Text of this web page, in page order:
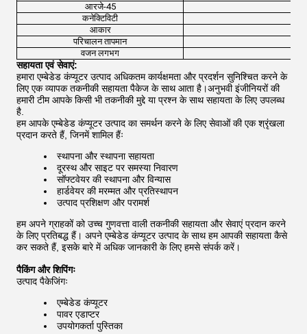
आरजे-45
कनेक्टिविटी
आकार
परिचालन तापमान
वजन लगभग
सहायता एवं सेवाएं:
हमारा एम्बेडेड कंप्यूटर उत्पाद अधिकतम कार्यक्षमता और प्रदर्शन सुनिश्चित करने के
लिए एक व्यापक तकनीकी सहायता पैकेज के साथ आता है।अनुभवी इंजीनियरों की
हमारी टीम आपके किसी भी तकनीकी मुद्दे या प्रश्न के साथ सहायता के लिए उपलब्ध
है.
हम आपके एम्बेडेड कंप्यूटर उत्पाद का समर्थन करने के लिए सेवाओं की एक श्रृंखला
प्रदान करते हैं, जिनमें शामिल हैंः
स्थापना और स्थापना सहायता
दूरस्थ और साइट पर समस्या निवारण
सॉफ्टवेयर की स्थापना और विन्यास
हार्डवेयर की मरम्मत और प्रतिस्थापन
उत्पाद प्रशिक्षण और परामर्श
हम अपने ग्राहकों को उच्च गुणवत्ता वाली तकनीकी सहायता और सेवाएं प्रदान करने
के लिए प्रतिबद्ध हैं। अपने एम्बेडेड कंप्यूटर उत्पाद के साथ हम आपकी सहायता कैसे
कर सकते हैं, इसके बारे में अधिक जानकारी के लिए हमसे संपर्क करें।
पैकिंग और शिपिंगः
उत्पाद पैकेजिंगः
एम्बेडेड कंप्यूटर
पावर एडाप्टर
उपयोगकर्ता पुस्तिका